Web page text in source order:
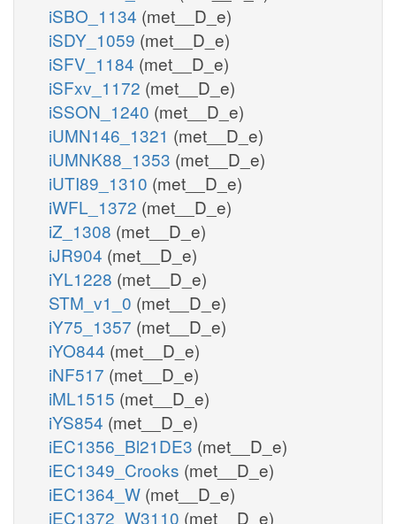
iSBO_1134 (met__D_e)
iSDY_1059 (met__D_e)
iSFV_1184 (met__D_e)
iSFxv_1172 (met__D_e)
iSSON_1240 (met__D_e)
iUMN146_1321 (met__D_e)
iUMNK88_1353 (met__D_e)
iUTI89_1310 (met__D_e)
iWFL_1372 (met__D_e)
iZ_1308 (met__D_e)
iJR904 (met__D_e)
iYL1228 (met__D_e)
STM_v1_0 (met__D_e)
iY75_1357 (met__D_e)
iYO844 (met__D_e)
iNF517 (met__D_e)
iML1515 (met__D_e)
iYS854 (met__D_e)
iEC1356_Bl21DE3 (met__D_e)
iEC1349_Crooks (met__D_e)
iEC1364_W (met__D_e)
iEC1372_W3110 (met__D_e)